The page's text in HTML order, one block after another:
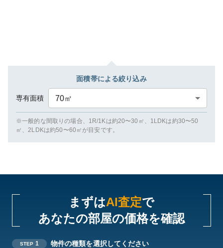
面積帯による絞り込み
専有面積 70㎡
※一般的な間取りの場合、1R/1Kは約20〜30㎡、1LDKは約30〜50
㎡、2LDKは約50〜60㎡が目安です。
まずはAI査定で
あなたの部屋の価格を確認
STEP 1 物件の種類を選択してください